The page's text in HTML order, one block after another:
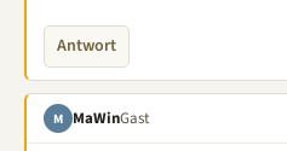
Antwort
M MaWinGast